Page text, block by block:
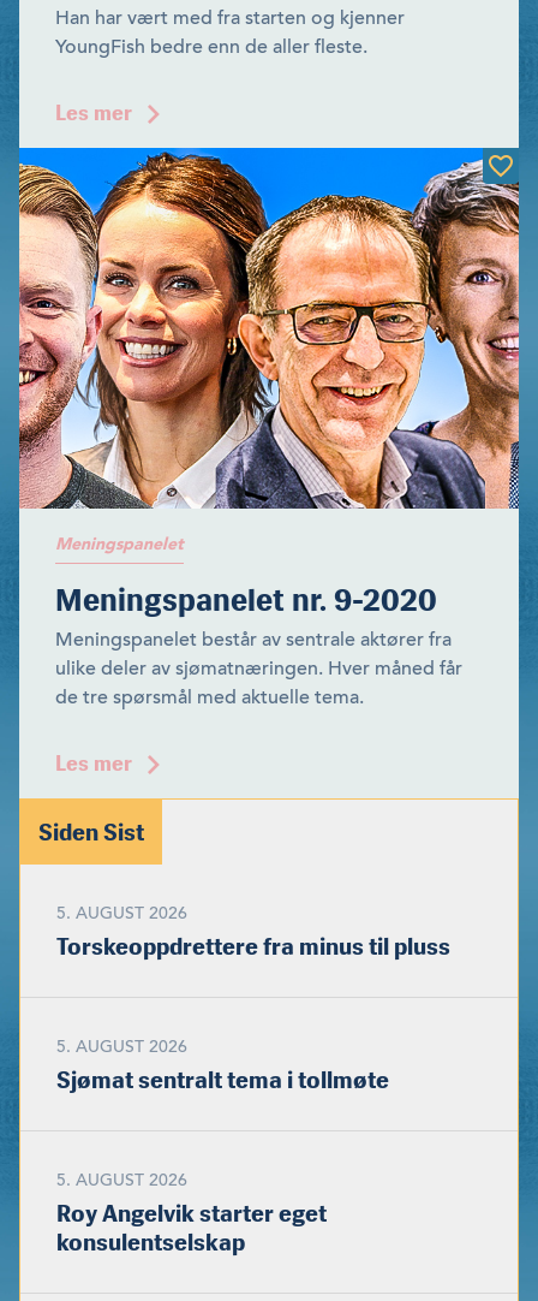
Han har vært med fra starten og kjenner
YoungFish bedre enn de aller fleste.
Les mer
Meningspanelet
Meningspanelet nr. 9-2020
Meningspanelet består av sentrale aktører fra
ulike deler av sjømatnæringen. Hver måned får
de tre spørsmål med aktuelle tema.
Les mer
Siden Sist
5. AUGUST 2026
Torskeoppdrettere fra minus til pluss
5. AUGUST 2026
Sjømat sentralt tema i tollmøte
5. AUGUST 2026
Roy Angelvik starter eget
konsulentselskap